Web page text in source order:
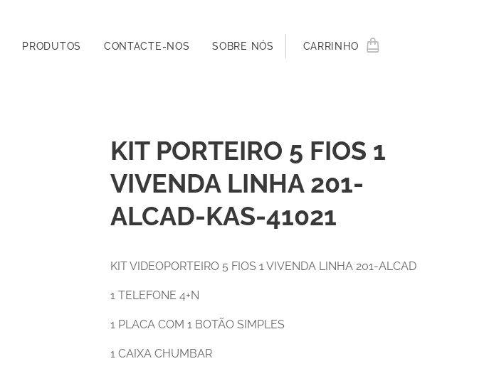
PRODUTOS CONTACTE-NOS SOBRE NÓS CARRINHO
KIT PORTEIRO 5 FIOS 1
VIVENDA LINHA 201-
ALCAD-KAS-41021
KIT VIDEOPORTEIRO 5 FIOS 1 VIVENDA LINHA 201-ALCAD
1 TELEFONE 4+N
1 PLACA COM 1 BOTÃO SIMPLES
1 CAIXA CHUMBAR